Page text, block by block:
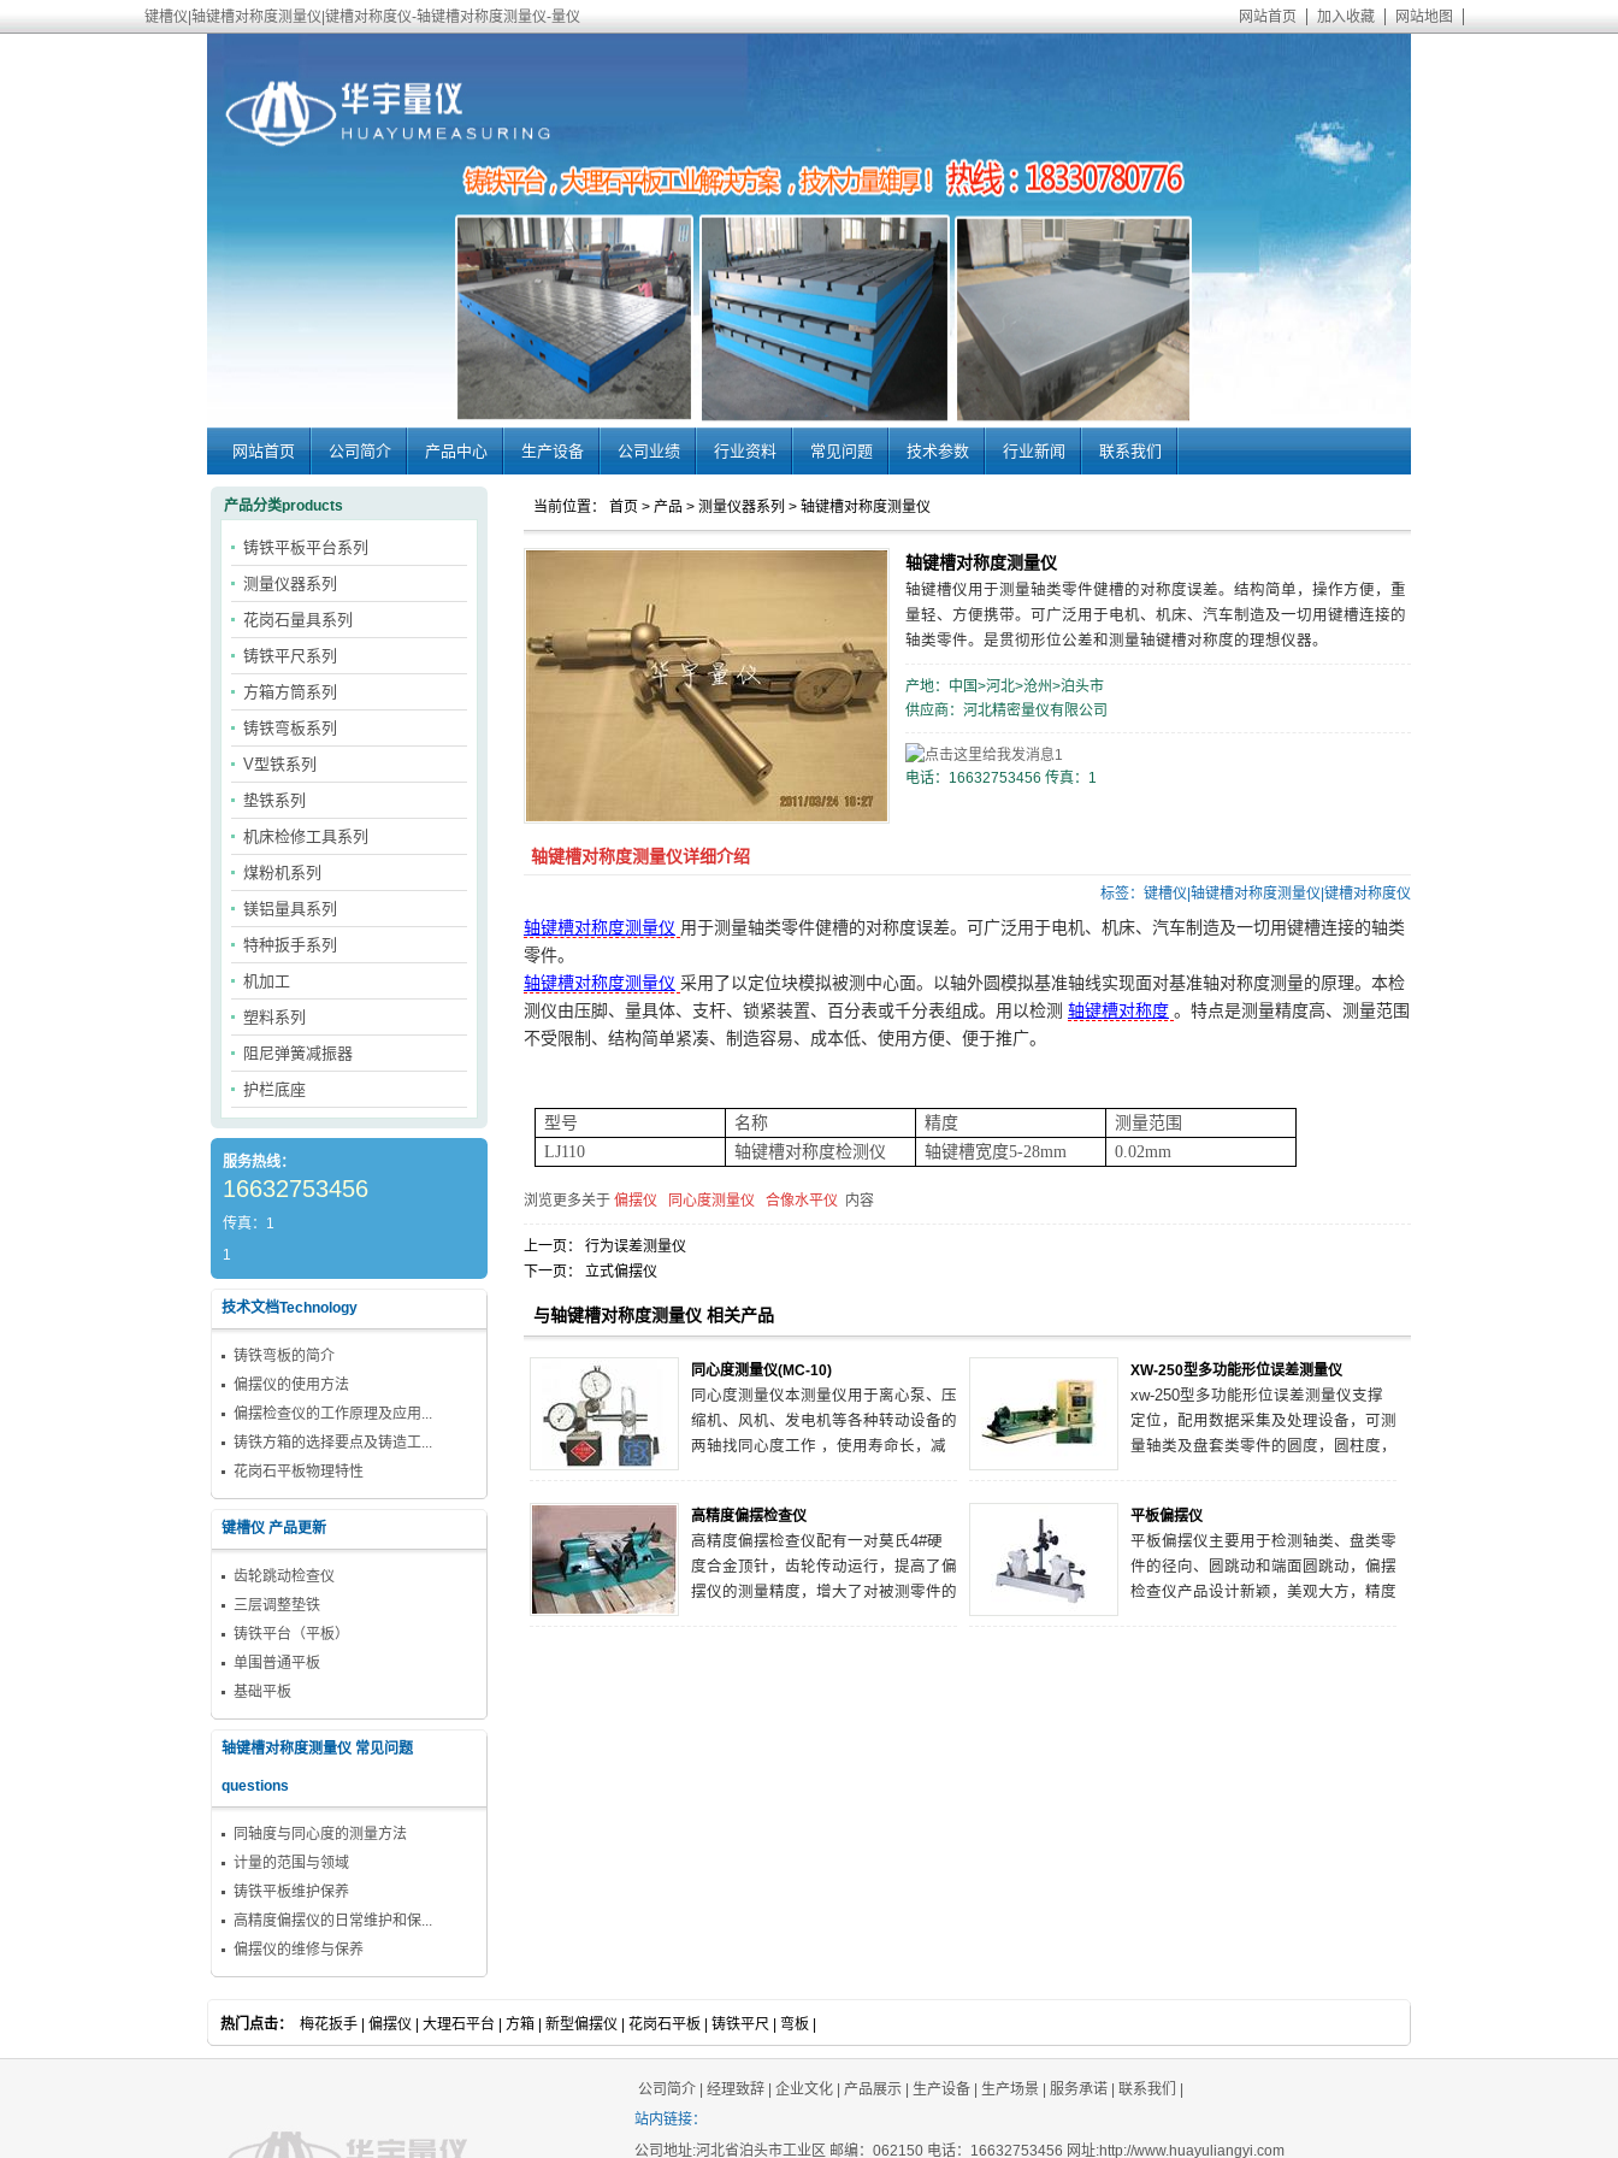
键槽仪|轴键槽对称度测量仪|键槽对称度仪-轴键槽对称度测量仪-量仪 网站首页 加入收藏 网站地图
网站首页 公司简介 产品中心 生产设备 公司业绩 行业资料 常见问题 技术参数 行业新闻 联系我们
当前位置： 首页 > 产品 > 测量仪器系列 > 轴键槽对称度测量仪
轴键槽对称度测量仪
轴键槽仪用于测量轴类零件健槽的对称度误差。结构简单，操作方便，重
量轻、方便携带。可广泛用于电机、机床、汽车制造及一切用键槽连接的
轴类零件。是贯彻形位公差和测量轴键槽对称度的理想仪器。
产地：中国>河北>沧州>泊头市
供应商：河北精密量仪有限公司
1
电话：16632753456 传真：1
轴键槽对称度测量仪详细介绍
标签： 键槽仪|轴键槽对称度测量仪|键槽对称度仪
轴键槽对称度测量仪 用于测量轴类零件健槽的对称度误差。可广泛用于电机、机床、汽车制造及一切用键槽连接的轴类
零件。
轴键槽对称度测量仪 采用了以定位块模拟被测中心面。以轴外圆模拟基准轴线实现面对基准轴对称度测量的原理。本检
测仪由压脚、量具体、支杆、锁紧装置、百分表或千分表组成。用以检测 轴键槽对称度 。特点是测量精度高、测量范围
不受限制、结构简单紧凑、制造容易、成本低、使用方便、便于推广。
型号 名称 精度
测量范围
LJ110
轴键槽对称度检测仪 轴键槽宽度5-28mm 0.02mm
浏览更多关于 偏摆仪 同心度测量仪 合像水平仪 内容
上一页：
行为误差测量仪
下一页：
立式偏摆仪
与轴键槽对称度测量仪 相关产品
同心度测量仪(MC-10)
同心度测量仪本测量仪用于离心泵、压
缩机、风机、发电机等各种转动设备的
两轴找同心度工作 ，使用寿命长，减
XW-250型多功能形位误差测量仪
xw-250型多功能形位误差测量仪支撑
定位，配用数据采集及处理设备，可测
量轴类及盘套类零件的圆度，圆柱度，
面）和径向全跳动等八项形位误差。
高精度偏摆检查仪
高精度偏摆检查仪配有一对莫氏4#硬
度合金顶针，齿轮传动运行，提高了偏
摆仪的测量精度，增大了对被测零件的
平板偏摆仪
平板偏摆仪主要用于检测轴类、盘类零
件的径向、圆跳动和端面圆跳动，偏摆
检查仪产品设计新颖，美观大方，精度
产品分类products
铸铁平板平台系列
测量仪器系列
花岗石量具系列
铸铁平尺系列
方箱方筒系列
铸铁弯板系列
V型铁系列
垫铁系列
机床检修工具系列
煤粉机系列
镁铝量具系列
特种扳手系列
机加工
塑料系列
阻尼弹簧减振器
护栏底座
服务热线：
16632753456
传真：1
1
技术文档Technology
铸铁弯板的简介
偏摆仪的使用方法
偏摆检查仪的工作原理及应用...
铸铁方箱的选择要点及铸造工...
花岗石平板物理特性
键槽仪 产品更新
齿轮跳动检查仪
三层调整垫铁
铸铁平台（平板）
单围普通平板
基础平板
轴键槽对称度测量仪 常见问题
questions
同轴度与同心度的测量方法
计量的范围与领域
铸铁平板维护保养
高精度偏摆仪的日常维护和保...
偏摆仪的维修与保养
热门点击： 梅花扳手 偏摆仪 大理石平台 方箱 新型偏摆仪 花岗石平板 铸铁平尺 弯板
公司简介 经理致辞 企业文化 产品展示 生产设备 生产场景 服务承诺 联系我们
站内链接：
公司地址:河北省泊头市工业区 邮编：062150 电话：16632753456 网址:http://www.huayuliangyi.com